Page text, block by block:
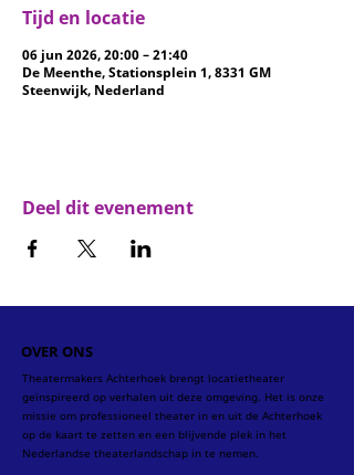
Tijd en locatie
06 jun 2026, 20:00 – 21:40
De Meenthe, Stationsplein 1, 8331 GM
Steenwijk, Nederland
Deel dit evenement
OVER ONS
Theatermakers Achterhoek brengt locatietheater
geïnspireerd op verhalen uit deze omgeving. Het is onze
missie om professioneel theater in en uit de Achterhoek
op de kaart te zetten en een blijvende plek in het
Nederlandse theaterlandschap in te nemen.